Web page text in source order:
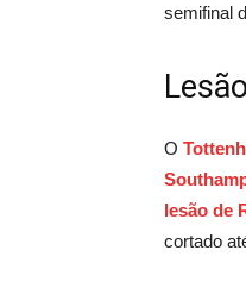
semifinal
O
lesão de
cortado